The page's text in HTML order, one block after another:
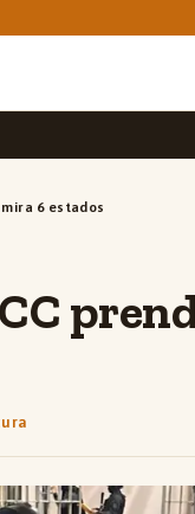
6 estados